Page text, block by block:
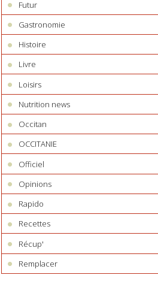
Futur
Gastronomie
Histoire
Livre
Loisirs
Nutrition news
Occitan
OCCITANIE
Officiel
Opinions
Rapido
Recettes
Récup'
Remplacer